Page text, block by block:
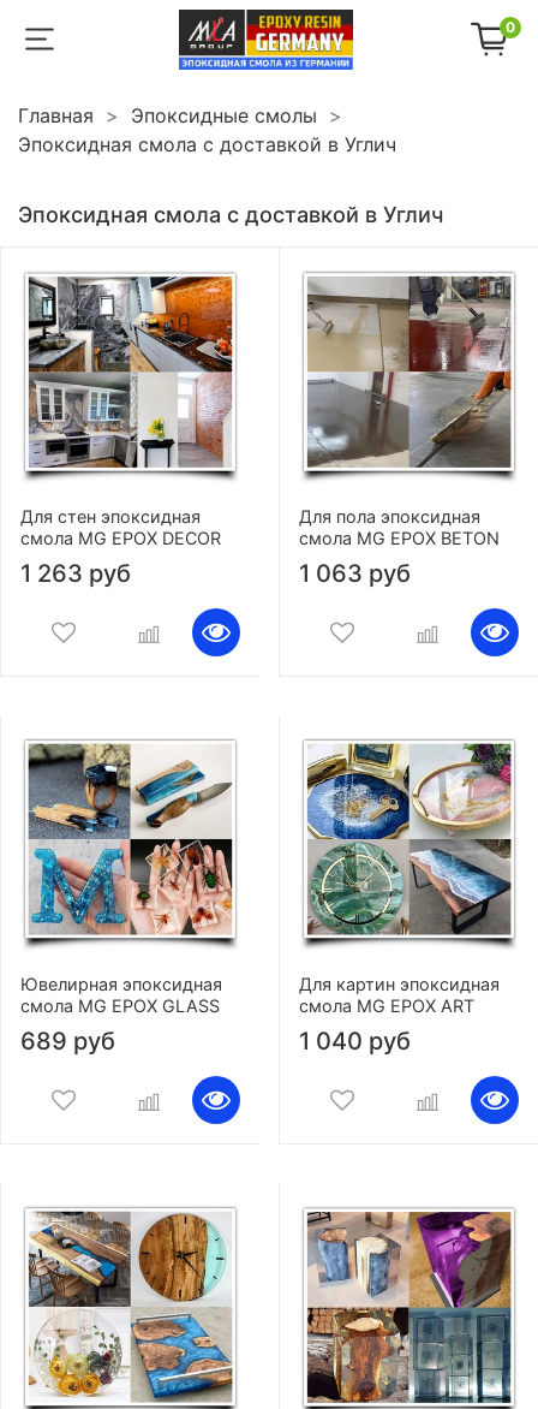
0
Главная
Эпоксидные смолы
Эпоксидная смола с доставкой в Углич
Эпоксидная смола с доставкой в Углич
Для стен эпоксидная
смола MG EPOX DECOR
1 263 руб
Для пола эпоксидная
смола MG EPOX BETON
1 063 руб
Ювелирная эпоксидная
смола MG EPOX GLASS
689 руб
Для картин эпоксидная
смола MG EPOX ART
1 040 руб